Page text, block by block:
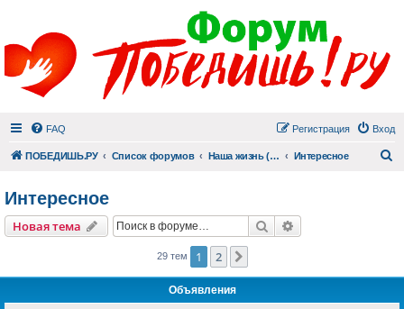
FAQ Вход
Регистрация
ПОБЕДИШЬ.РУ Список форумов Наша жизнь (не всё же о суициде!) Интересное
Интересное
Новая тема Поиск
29 тем 1 2
Объявления